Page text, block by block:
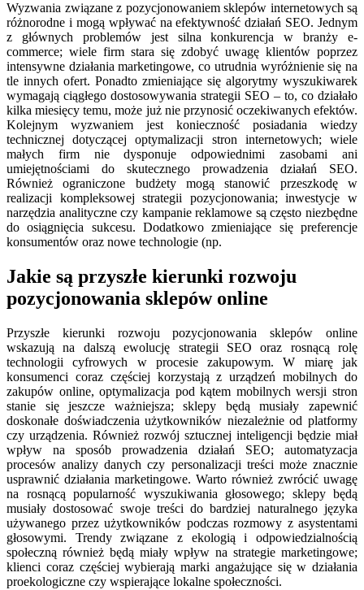
Wyzwania związane z pozycjonowaniem sklepów internetowych są
różnorodne i mogą wpływać na efektywność działań SEO. Jednym
z głównych problemów jest silna konkurencja w branży e-
commerce; wiele firm stara się zdobyć uwagę klientów poprzez
intensywne działania marketingowe, co utrudnia wyróżnienie się na
tle innych ofert. Ponadto zmieniające się algorytmy wyszukiwarek
wymagają ciągłego dostosowywania strategii SEO – to, co działało
kilka miesięcy temu, może już nie przynosić oczekiwanych efektów.
Kolejnym wyzwaniem jest konieczność posiadania wiedzy
technicznej dotyczącej optymalizacji stron internetowych; wiele
małych firm nie dysponuje odpowiednimi zasobami ani
umiejętnościami do skutecznego prowadzenia działań SEO.
Również ograniczone budżety mogą stanowić przeszkodę w
realizacji kompleksowej strategii pozycjonowania; inwestycje w
narzędzia analityczne czy kampanie reklamowe są często niezbędne
do osiągnięcia sukcesu. Dodatkowo zmieniające się preferencje
konsumentów oraz nowe technologie (np.
Jakie są przyszłe kierunki rozwoju
pozycjonowania sklepów online
Przyszłe kierunki rozwoju pozycjonowania sklepów online
wskazują na dalszą ewolucję strategii SEO oraz rosnącą rolę
technologii cyfrowych w procesie zakupowym. W miarę jak
konsumenci coraz częściej korzystają z urządzeń mobilnych do
zakupów online, optymalizacja pod kątem mobilnych wersji stron
stanie się jeszcze ważniejsza; sklepy będą musiały zapewnić
doskonałe doświadczenia użytkowników niezależnie od platformy
czy urządzenia. Również rozwój sztucznej inteligencji będzie miał
wpływ na sposób prowadzenia działań SEO; automatyzacja
procesów analizy danych czy personalizacji treści może znacznie
usprawnić działania marketingowe. Warto również zwrócić uwagę
na rosnącą popularność wyszukiwania głosowego; sklepy będą
musiały dostosować swoje treści do bardziej naturalnego języka
używanego przez użytkowników podczas rozmowy z asystentami
głosowymi. Trendy związane z ekologią i odpowiedzialnością
społeczną również będą miały wpływ na strategie marketingowe;
klienci coraz częściej wybierają marki angażujące się w działania
proekologiczne czy wspierające lokalne społeczności.